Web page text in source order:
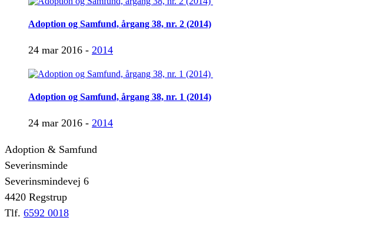
Adoption og Samfund, årgang 38, nr. 2 (2014)
24 mar 2016 - 2014
Adoption og Samfund, årgang 38, nr. 1 (2014)
24 mar 2016 - 2014
Adoption & Samfund
Severinsminde
Severinsmindevej 6
4420 Regstrup
Tlf. 6592 0018